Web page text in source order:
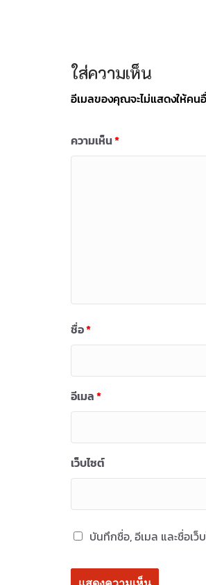
ใส่ความเห็น
อีเมลของคุณจะไม่แสดงให้คน
ความเห็น*
ชื่อ*
อีเมล*
เว็บไซต์
บันทึกชื่อ, อีเมล และชื่อเ